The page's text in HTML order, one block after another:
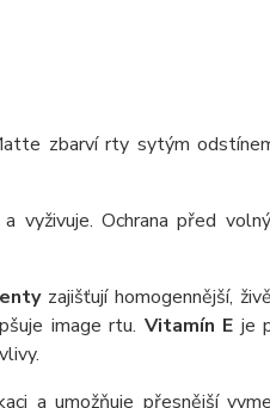
zbarví rty sytým
Ochrana před
zajišťují homogennější,
image rtu. Vitamín E je
a umožňuje přesnější